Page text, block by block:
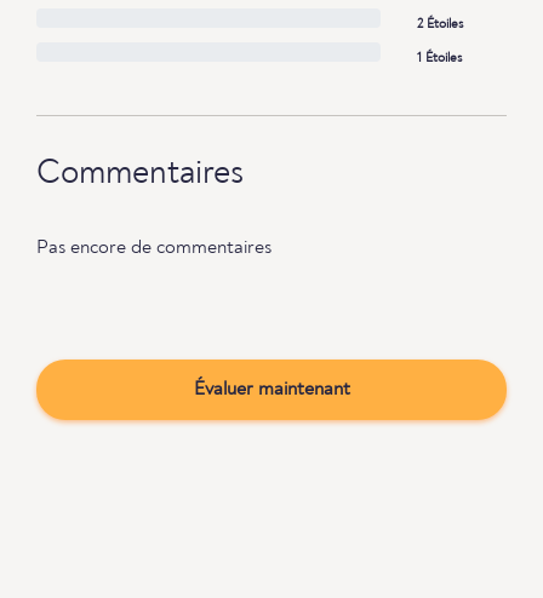
2 Étoiles
1 Étoiles
Commentaires
Pas encore de commentaires
Évaluer maintenant